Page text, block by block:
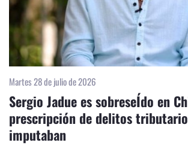
Martes 28 de julio de 2026
Sergio Jadue es sobreseÍdo en
prescripción de delitos
imputaban